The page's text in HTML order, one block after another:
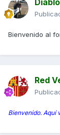
Bienvenido al
Red
Bienvenido. Aquí